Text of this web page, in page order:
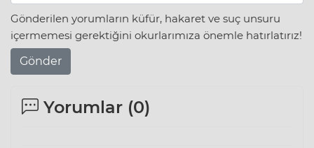
Gönderilen yorumların küfür, hakaret ve suç unsuru
içermemesi gerektiğini okurlarımıza önemle hatırlatırız!
Gönder
Yorumlar (0)